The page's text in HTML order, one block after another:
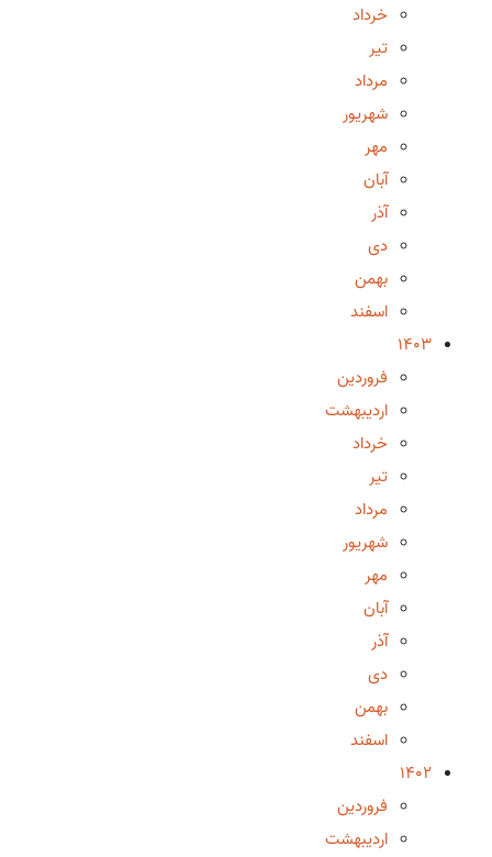
خرداد
تیر
مرداد
شهریور
مهر
آبان
آذر
دی
بهمن
اسفند
1403
فروردین
اردیبهشت
خرداد
تیر
مرداد
شهریور
مهر
آبان
آذر
دی
بهمن
اسفند
1402
فروردین
اردیبهشت